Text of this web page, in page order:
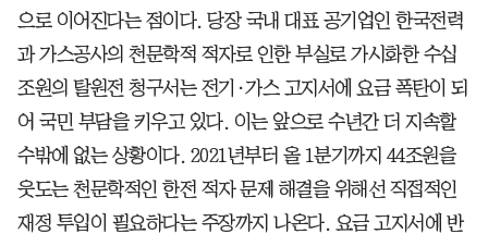
으로 이어진다는 점이다. 당장 국내 대표 공기업인 한국전력
과 가스공사의 천문학적 적자로 인한 부실로 가시화한 수십
조원의 탈원전 청구서는 전기·가스 고지서에 요금 폭탄이 되
어 국민 부담을 키우고 있다. 이는 앞으로 수년간 더 지속할
수밖에 없는 상황이다. 2021년부터 올 1분기까지 44조원을
웃도는 천문학적인 한전 적자 문제 해결을 위해선 직접적인
재정 투입이 필요하다는 주장까지 나온다. 요금 고지서에 반